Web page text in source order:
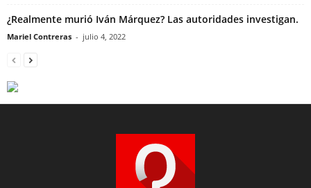
¿Realmente murió Iván Márquez? Las autoridades investigan.
Mariel Contreras - julio 4, 2022